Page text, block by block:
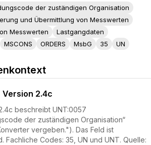
der zuständigen Organisation
und Übermittlung von Messwerten
Messwerten
Lastgangdaten
MSCONS ORDERS MsbG 35 UN
Version 2.4c
beschreibt UNT:0057
der zuständigen Organisation“
vergeben."). Das Feld ist
Fachliche Codes: 35, UN und UNT. Quelle: